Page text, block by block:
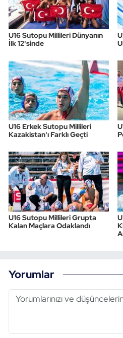
U16 Sutopu Millileri Dünyanın
İlk 12'sinde
U16 Erkek Sutopu Millileri
Kazakistan'ı Farklı Geçti
U16 Sutopu Millileri Grupta
Kalan Maçlara Odaklandı
Yorumlar